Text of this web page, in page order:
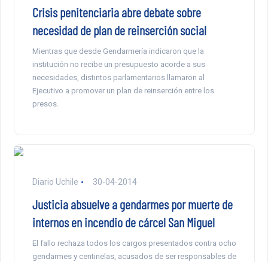
Crisis penitenciaria abre debate sobre
necesidad de plan de reinserción social
Mientras que desde Gendarmería indicaron que la
institución no recibe un presupuesto acorde a sus
necesidades, distintos parlamentarios llamaron al
Ejecutivo a promover un plan de reinserción entre los
presos.
Diario Uchile 30-04-2014
Justicia absuelve a gendarmes por muerte de
internos en incendio de cárcel San Miguel
El fallo rechaza todos los cargos presentados contra ocho
gendarmes y centinelas, acusados de ser responsables de